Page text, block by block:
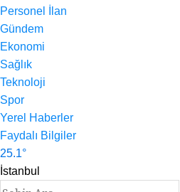
Personel İlan
Gündem
Ekonomi
Sağlık
Teknoloji
Spor
Yerel Haberler
Faydalı Bilgiler
25.1°
İstanbul